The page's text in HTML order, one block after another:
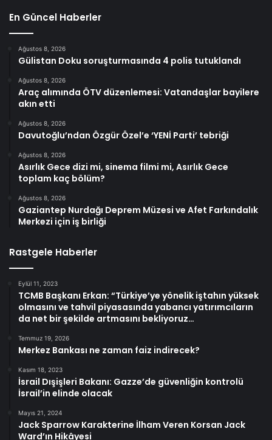
En Güncel Haberler
Ağustos 8, 2026
Gülistan Doku soruşturmasında 4 polis tutuklandı
Ağustos 8, 2026
Araç alımında ÖTV düzenlemesi: Vatandaşlar bayilere
akın etti
Ağustos 8, 2026
Davutoğlu’ndan Özgür Özel’e ‘YENİ Parti’ tebriği
Ağustos 8, 2026
Asırlık Gece dizi mi, sinema filmi mi, Asırlık Gece
toplam kaç bölüm?
Ağustos 8, 2026
Gaziantep Nurdağı Deprem Müzesi ve Afet Farkındalık
Merkezi için iş birliği
Rastgele Haberler
Eylül 11, 2023
TCMB Başkanı Erkan: “Türkiye’ye yönelik iştahın yüksek
olmasını ve tahvil piyasasında yabancı yatırımcıların
da net bir şekilde artmasını bekliyoruz…
Temmuz 19, 2026
Merkez Bankası ne zaman faiz indirecek?
Kasım 18, 2023
İsrail Dışişleri Bakanı: Gazze’de güvenliğin kontrolü
İsrail’in elinde olacak
Mayıs 21, 2024
Jack Sparrow Karakterine İlham Veren Korsan Jack
Ward’ın Hikâyesi